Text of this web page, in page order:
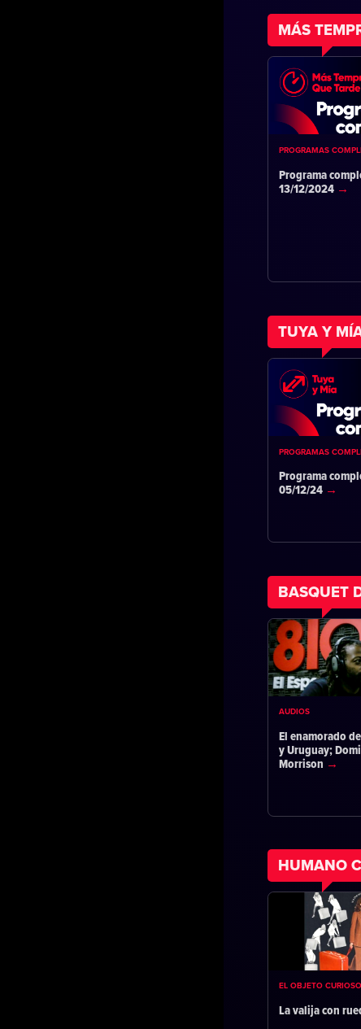
MÁS
PROGRAMAS
Programa
13/12/2024
TUYA Y
PROGRAMAS
Programa
05/12/24
BASQUET
AUDIOS
El enamorado
y Uruguay;
Morrison
HUMANO
EL OBJETO CURIOSO
La valija con